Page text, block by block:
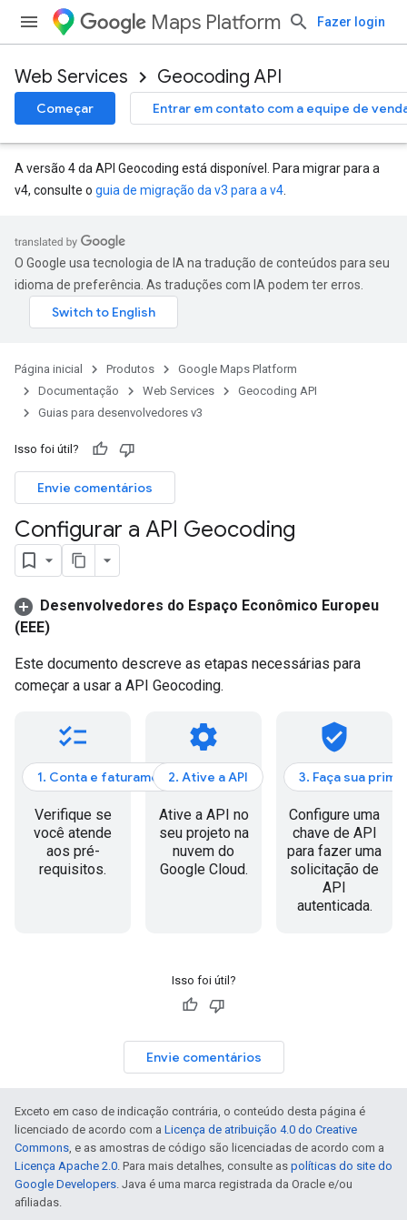
Maps Platform Fazer login
Web Services Geocoding API
Começar Entrar em contato com a equipe de
A versão 4 da API Geocoding está disponível. Para migrar para a
v4, consulte o guia de migração da v3 para a v4
O Google usa tecnologia de IA na tradução de conteúdos para seu
idioma de preferência. As traduções com IA podem ter erros.
Página inicial Produtos
Google Maps Platform
Documentação
Web Services
Geocoding API
Guias para desenvolvedores v3
Isso foi útil?
Envie comentários
Configurar a API Geocoding
Desenvolvedores do Espaço Econômico Europeu
(EEE)
Este documento descreve as etapas necessárias para
começar a usar a API Geocoding.
checklist
1. Conta e faturamento
Verifique se
você atende
aos pré-
requisitos.
settings
2. Ative a API
Ative a API no
seu projeto na
nuvem do
Google Cloud.
verified_user
3. Faça sua
Configure uma
chave de API
para fazer uma
solicitação de
API
autenticada.
Isso foi útil?
Envie comentários
Exceto em caso de indicação contrária, o conteúdo desta página é
licenciado de acordo com a Licença de atribuição 4.0 do Creative
Commons, e as amostras de código são licenciadas de acordo com a
Licença Apache 2.0. Para mais detalhes, consulte as políticas do site do
Google Developers. Java é uma marca registrada da Oracle e/ou
afiliadas.